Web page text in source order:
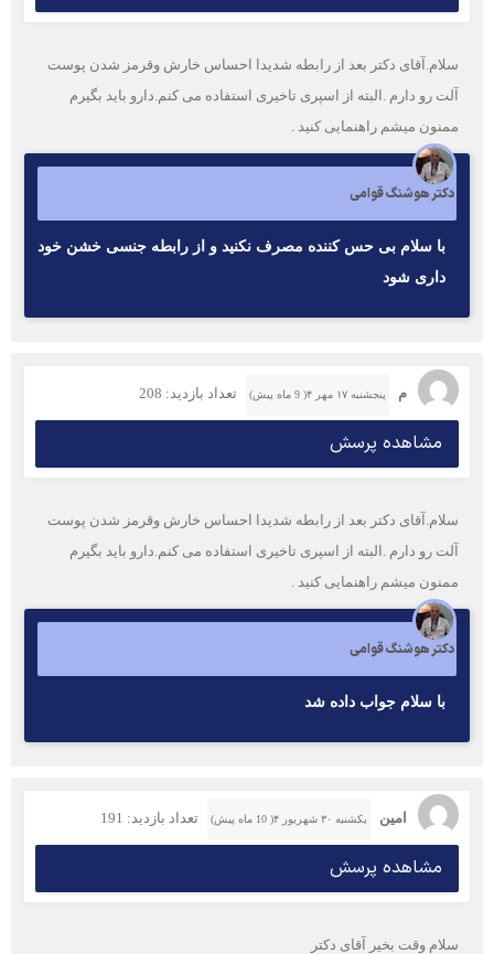
سلام.آقای دکتر بعد از رابطه شدیدا احساس خارش وقرمز شدن پوست
آلت رو دارم .البته از اسپری تاخیری استفاده می کنم.دارو باید بگیرم
ممنون میشم راهنمایی کنید .
دکتر هوشنگ قوامی
با سلام بی حس کننده مصرف نکنید و از رابطه جنسی خشن خود
داری شود
م پنجشنبه ۱۷ مهر ۴( 9 ماه پیش) تعداد بازدید: 208
مشاهده پرسش
سلام.آقای دکتر بعد از رابطه شدیدا احساس خارش وقرمز شدن پوست
آلت رو دارم .البته از اسپری تاخیری استفاده می کنم.دارو باید بگیرم
ممنون میشم راهنمایی کنید .
دکتر هوشنگ قوامی
با سلام جواب داده شد
امین یکشنبه ۳۰ شهریور ۴( 10 ماه پیش) تعداد بازدید: 191
مشاهده پرسش
سلام وقت بخیر آقای دکتر